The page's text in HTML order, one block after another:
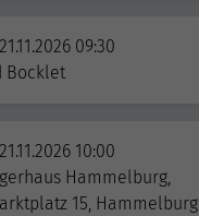
09:30
Bocklet
10:00
Hammelburg,
15, Hammelburg